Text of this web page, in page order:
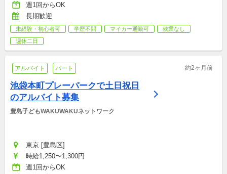
週1回からOK
長期歓迎
未経験・初心者可 学歴不問 マイカー通勤可
残業なし
週休二日
アルバイト パート 約2ヶ月前
池袋本町プレーパークで土日祝日
のアルバイト募集
豊島子どもWAKUWAKUネットワーク
東京 [豊島区]
時給1,250〜1,300円
週1回からOK